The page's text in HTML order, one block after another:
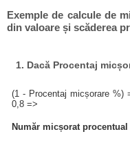
Exemple de calcule de
din valoare și scăderea
1. Dacă Procentaj
(1 - Procentaj micșorare %)
0,8 =>
Număr micșorat procentual